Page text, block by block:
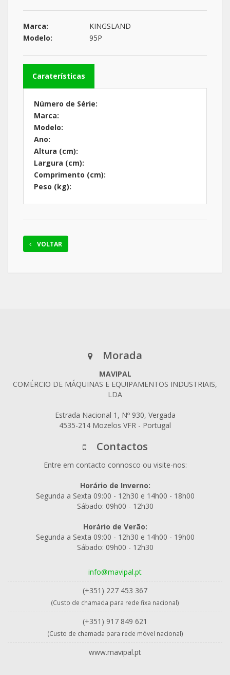
Marca:
KINGSLAND
Modelo:
95P
Caraterísticas
Número de Série:
Marca:
Modelo:
Ano:
Altura (cm):
Largura (cm):
Comprimento (cm):
Peso (kg):
VOLTAR
Morada
MAVIPAL
COMÉRCIO DE MÁQUINAS E EQUIPAMENTOS INDUSTRIAIS,
LDA
Estrada Nacional 1, Nº 930, Vergada
4535-214 Mozelos VFR - Portugal
Contactos
Entre em contacto connosco ou visite-nos:
Horário de Inverno:
Segunda a Sexta 09:00 - 12h30 e 14h00 - 18h00
Sábado: 09h00 - 12h30
Horário de Verão:
Segunda a Sexta 09:00 - 12h30 e 14h00 - 19h00
Sábado: 09h00 - 12h30
info@mavipal.pt
(+351) 227 453 367
(Custo de chamada para rede fixa nacional)
(+351) 917 849 621
(Custo de chamada para rede móvel nacional)
www.mavipal.pt